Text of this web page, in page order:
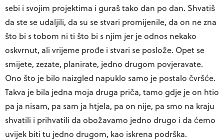
sebi i svojim projektima i guraš tako dan po dan. Shvatiš
da ste se udaljili, da su se stvari promijenile, da on ne zna
što bi s tobom ni ti što bi s njim jer je odnos nekako
oskvrnut, ali vrijeme prođe i stvari se poslože. Opet se
smijete, zezate, planirate, jedno drugom povjeravate.
Ono što je bilo naizgled napuklo samo je postalo čvršće.
Takva je bila jedna moja druga priča, tamo gdje je on htio
pa ja nisam, pa sam ja htjela, pa on nije, pa smo na kraju
shvatili i prihvatili da obožavamo jedno drugo i da ćemo
uvijek biti tu jedno drugom, kao iskrena podrška.